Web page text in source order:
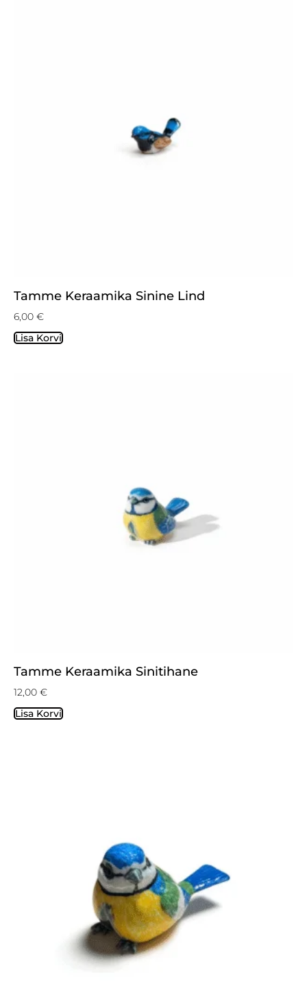
Tamme Keraamika Sinine Lind
6,00 €
Lisa Korvi
Tamme Keraamika Sinitihane
12,00 €
Lisa Korvi